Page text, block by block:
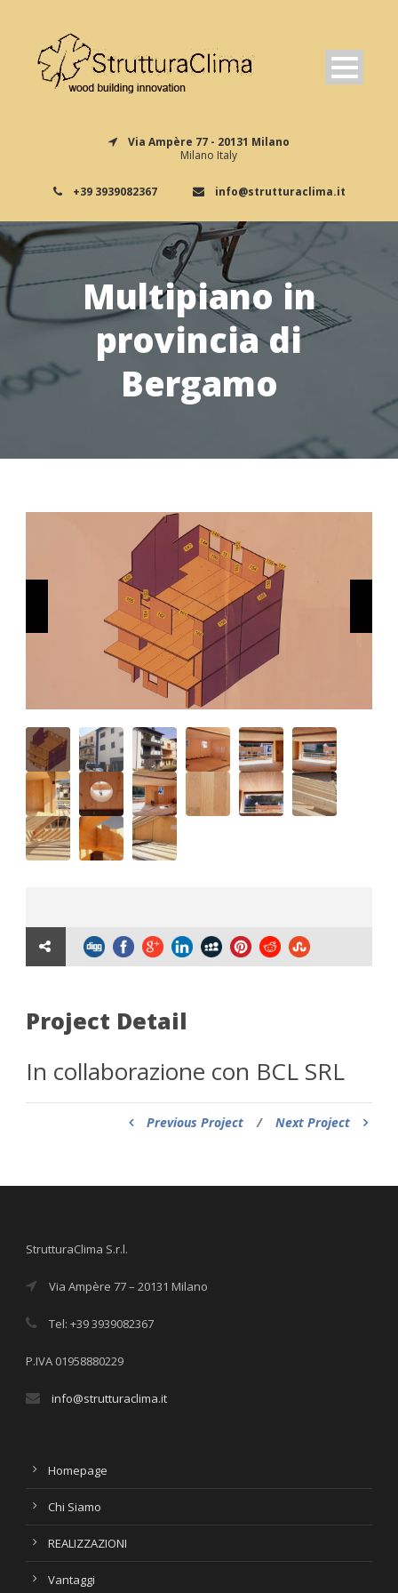
Via Ampère 77 - 20131 Milano
Milano Italy
+39 3939082367 info@strutturaclima.it
Multipiano in
provincia di
Bergamo
Project Detail
In collaborazione con BCL SRL
Previous Project / Next Project
StrutturaClima S.r.l.
Via Ampère 77 – 20131 Milano
Tel: +39 3939082367
P.IVA 01958880229
info@strutturaclima.it
Homepage
Chi Siamo
REALIZZAZIONI
Vantaggi